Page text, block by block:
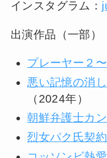
インスタグラム：
出演作品（一部）
プレーヤー２
悪い記憶の消
（2024年）
朝鮮弁護士カ
烈女パク氏契